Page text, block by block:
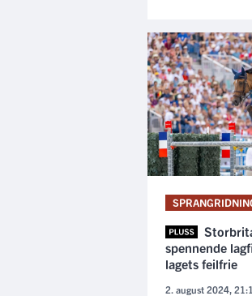
spennende
lagets feilfrie
2. august 2024,